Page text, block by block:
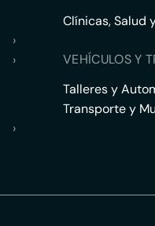
›
›
›
Clínicas, Salud
VEHÍCULOS Y
Talleres y
Transporte y